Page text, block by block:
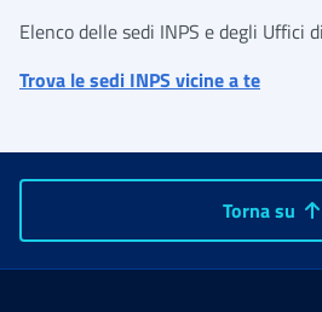
Elenco delle sedi INPS e degli Uffici
Trova le sedi INPS vicine a te
Torna su